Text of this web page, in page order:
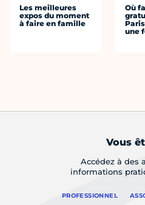
Les meilleures
expos du moment
à faire en famille
Où
une
Vous
Accédez à des
informations
PROFESSIONNEL